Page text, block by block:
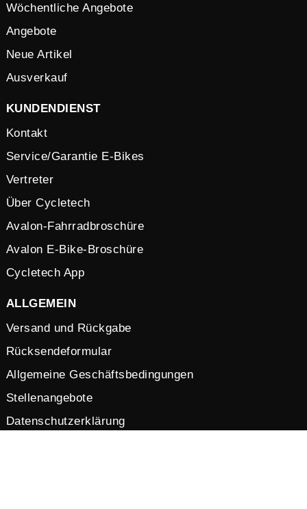
Wöchentliche Angebote
Angebote
Neue Artikel
Ausverkauf
KUNDENDIENST
Kontakt
Service/Garantie E-Bikes
Vertreter
Über Cycletech
Avalon-Fahrradbroschüre
Avalon E-Bike-Broschüre
Cycletech App
ALLGEMEIN
Versand und Rückgabe
Rücksendeformular
Allgemeine Geschäftsbedingungen
Stellenangebote
Datenschutzerklärung